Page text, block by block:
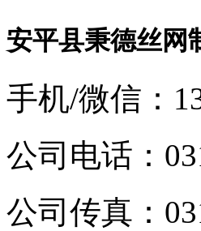
安平县秉德丝网
手机/微信：
公司电话：
公司传真：